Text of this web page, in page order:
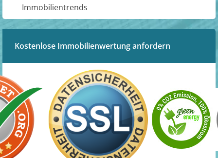
Immobilientrends
Kostenlose Immobilienwertung anfordern